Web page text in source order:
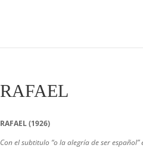
RAFAEL
RAFAEL (1926)
Con el subtitulo “o la alegría de ser